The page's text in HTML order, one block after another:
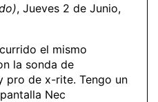
, Jueves 2 de Junio,
el mismo
la sonda de
pro de x-rite. Tengo un
Nec